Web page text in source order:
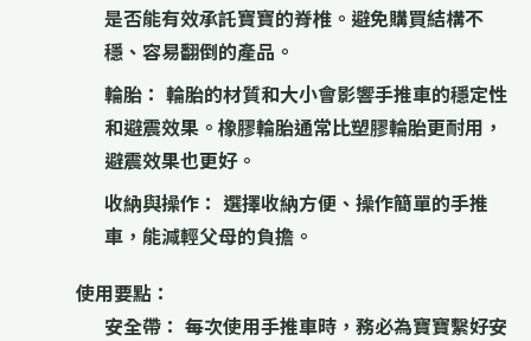
是否能有效承託寶寶的脊椎。避免購買結構不
穩、容易翻倒的產品。
輪胎： 輪胎的材質和大小會影響手推車的穩定性
和避震效果。橡膠輪胎通常比塑膠輪胎更耐用，
避震效果也更好。
收納與操作： 選擇收納方便、操作簡單的手推
車，能減輕父母的負擔。
使用要點：
安全帶： 每次使用手推車時，務必為寶寶繫好安